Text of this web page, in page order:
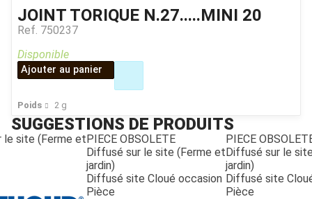
JOINT TORIQUE N.27.....MINI 20
Ref. 750237
Poids 2 g
Disponible
Ajouter au panier
SUGGESTIONS DE PRODUITS
le site (Ferme etPIECE OBSOLETE
Diffusé sur le site (Ferme et
jardin)
Diffusé site Cloué occasion
Pièce
PIECE
Diffusé sur le
jardin)
Diffusé site
Pièce